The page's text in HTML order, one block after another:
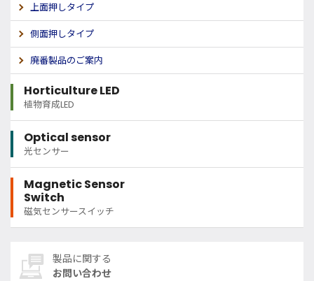
上面押しタイプ
側面押しタイプ
廃番製品のご案内
Horticulture LED
植物育成LED
Optical sensor
光センサー
Magnetic Sensor
Switch
磁気センサースイッチ
製品に関する
お問い合わせ